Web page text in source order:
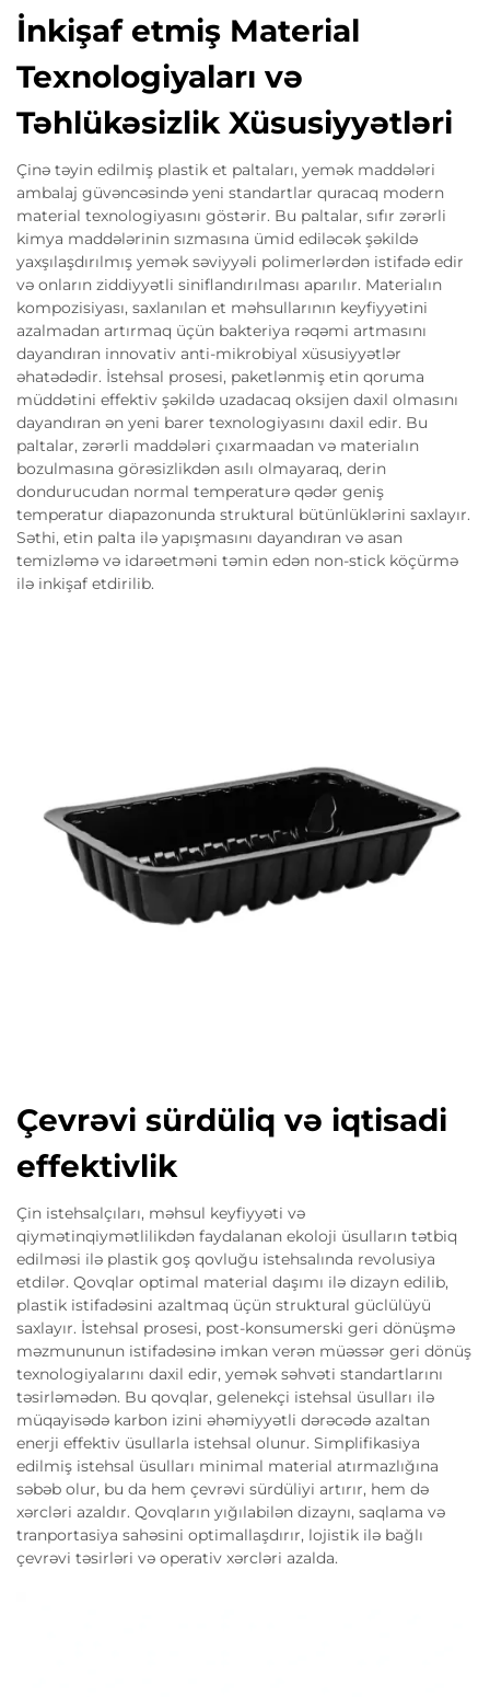
İnkişaf etmiş Material
Texnologiyaları və
Təhlükəsizlik Xüsusiyyətləri
Çinə təyin edilmiş plastik et paltaları, yemək maddələri
ambalaj güvəncəsində yeni standartlar quracaq modern
material texnologiyasını göstərir. Bu paltalar, sıfır zərərli
kimya maddələrinin sızmasına ümid ediləcək şəkildə
yaxşılaşdırılmış yemək səviyyəli polimerlərdən istifadə edir
və onların ziddiyyətli siniflandırılması aparılır. Materialın
kompozisiyası, saxlanılan et məhsullarının keyfiyyətini
azalmadan artırmaq üçün bakteriya rəqəmi artmasını
dayandıran innovativ anti-mikrobiyal xüsusiyyətlər
əhatədədir. İstehsal prosesi, paketlənmiş etin qoruma
müddətini effektiv şəkildə uzadacaq oksijen daxil olmasını
dayandıran ən yeni barer texnologiyasını daxil edir. Bu
paltalar, zərərli maddələri çıxarmaadan və materialın
bozulmasına görəsizlikdən asılı olmayaraq, derin
dondurucudan normal temperaturə qədər geniş
temperatur diapazonunda struktural bütünlüklərini saxlayır.
Səthi, etin palta ilə yapışmasını dayandıran və asan
temizləmə və idarəetməni təmin edən non-stick köçürmə
ilə inkişaf etdirilib.
Çevrəvi sürdüliq və iqtisadi
effektivlik
Çin istehsalçıları, məhsul keyfiyyəti və
qiymətinqiymətlilikdən faydalanan ekoloji üsulların tətbiq
edilməsi ilə plastik goş qovluğu istehsalında revolusiya
etdilər. Qovqlar optimal material daşımı ilə dizayn edilib,
plastik istifadəsini azaltmaq üçün struktural güclülüyü
saxlayır. İstehsal prosesi, post-konsumerski geri dönüşmə
məzmununun istifadəsinə imkan verən müəssər geri dönüş
texnologiyalarını daxil edir, yemək səhvəti standartlarını
təsirləmədən. Bu qovqlar, gelenekçi istehsal üsulları ilə
müqayisədə karbon izini əhəmiyyətli dərəcədə azaltan
enerji effektiv üsullarla istehsal olunur. Simplifikasiya
edilmiş istehsal üsulları minimal material atırmazlığına
səbəb olur, bu da hem çevrəvi sürdüliyi artırır, hem də
xərcləri azaldır. Qovqların yığılabilən dizaynı, saqlama və
tranportasiya sahəsini optimallaşdırır, lojistik ilə bağlı
çevrəvi təsirləri və operativ xərcləri azalda.